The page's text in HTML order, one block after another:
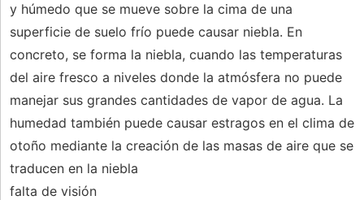
y húmedo que se mueve sobre la cima de una
superficie de suelo frío puede causar niebla. En
concreto, se forma la niebla, cuando las temperaturas
del aire fresco a niveles donde la atmósfera no puede
manejar sus grandes cantidades de vapor de agua. La
humedad también puede causar estragos en el clima de
otoño mediante la creación de las masas de aire que se
traducen en la niebla
falta de visión